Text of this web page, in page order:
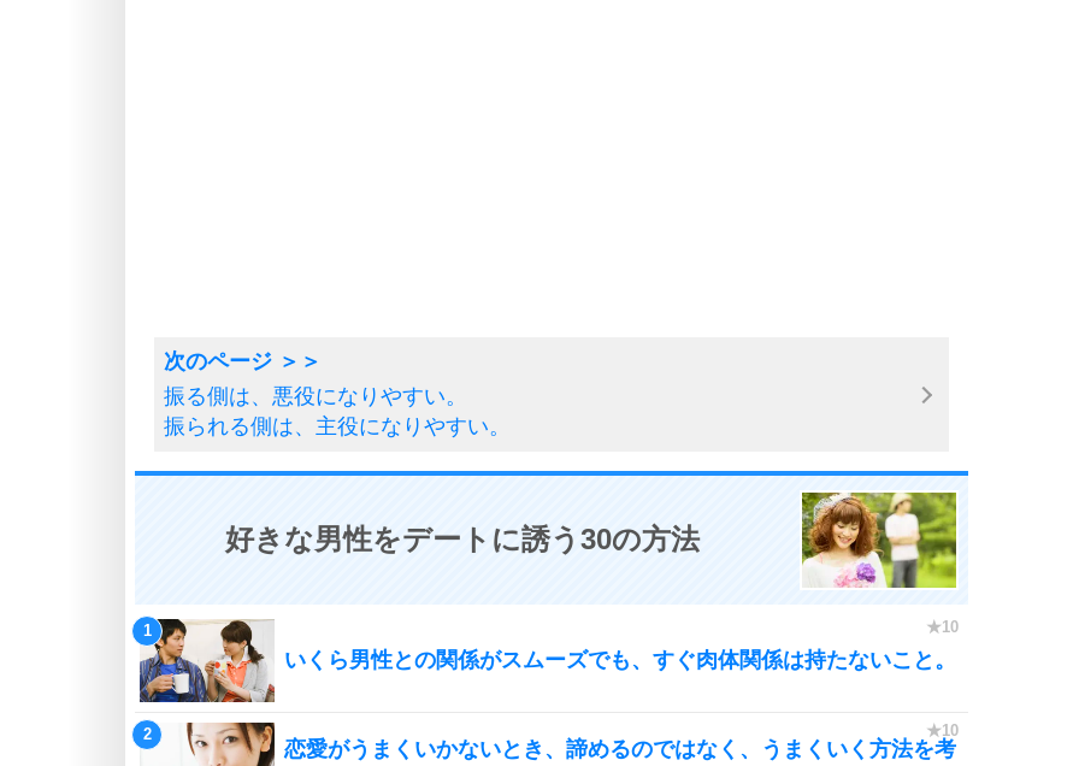
振る側は、悪役になりやすい。
振られる側は、主役になりやすい。
好きな男性をデートに誘う30の方法
いくら男性との関係がスムーズでも、すぐ肉体関係は持たないこと。
恋愛がうまくいかないとき、諦めるのではなく、うまくいく方法を考